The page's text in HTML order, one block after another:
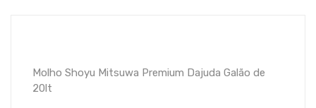
Molho Shoyu Mitsuwa Premium Dajuda Galão de
20lt